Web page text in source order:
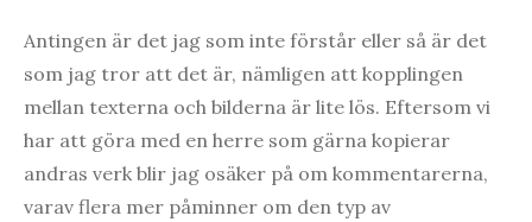
Antingen är det jag som inte förstår eller så är det
som jag tror att det är, nämligen att kopplingen
mellan texterna och bilderna är lite lös. Eftersom vi
har att göra med en herre som gärna kopierar
andras verk blir jag osäker på om kommentarerna,
varav flera mer påminner om den typ av